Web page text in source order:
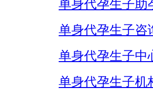
单身代孕生子助
单身代孕生子咨
单身代孕生子中
单身代孕生子机